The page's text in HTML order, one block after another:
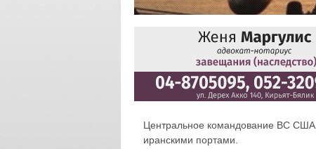
Центральное командование ВС США
иранскими портами.